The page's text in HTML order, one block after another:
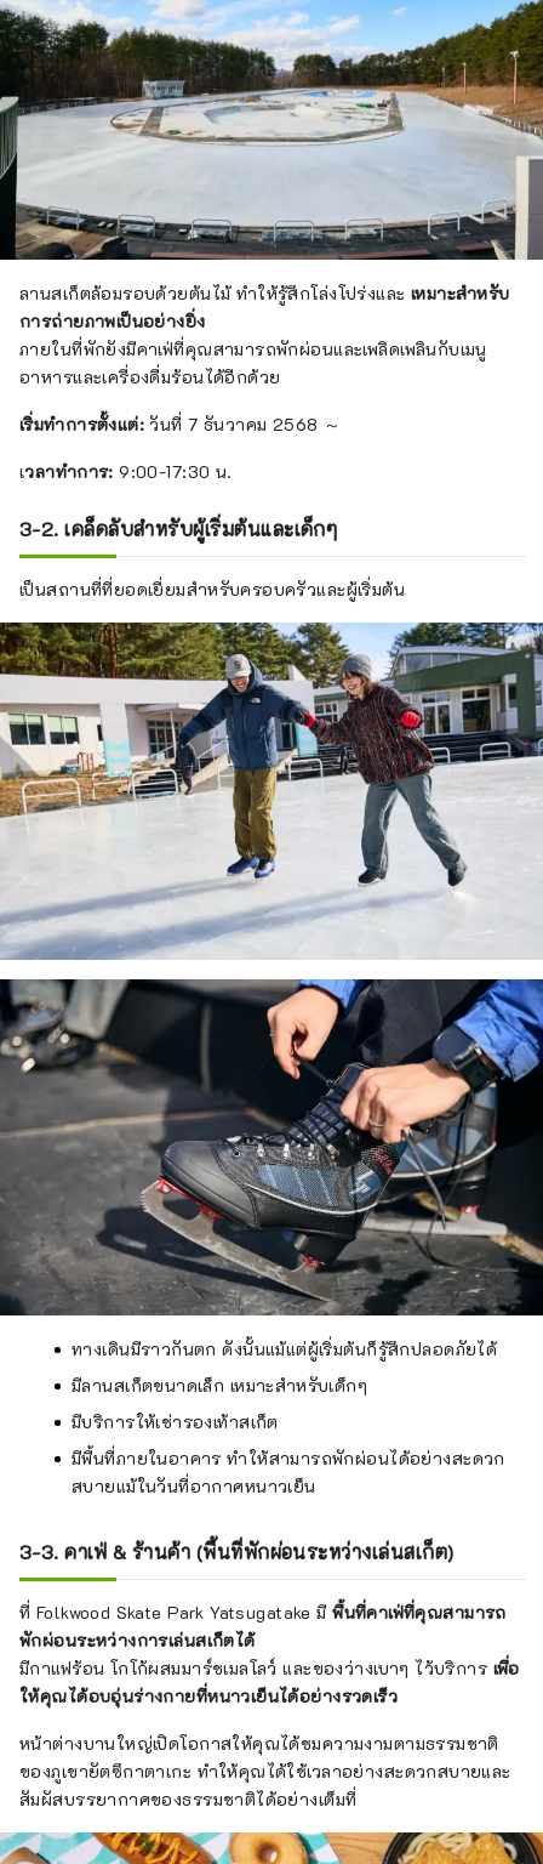
ลานสเก็ตล้อมรอบด้วยต้นไม้ ทำให้รู้สึกโล่งโปร่งและ เหมาะสำหรับ
การถ่ายภาพเป็นอย่างยิ่ง
ภายในที่พักยังมีคาเฟ่ที่คุณสามารถพักผ่อนและเพลิดเพลินกับเมนู
อาหารและเครื่องดื่มร้อนได้อีกด้วย
เริ่มทำการตั้งแต่: วันที่ 7 ธันวาคม 2568 ～
เวลาทำการ: 9:00-17:30 น.
3-2. เคล็ดลับสำหรับผู้เริ่มต้นและเด็กๆ
เป็นสถานที่ที่ยอดเยี่ยมสำหรับครอบครัวและผู้เริ่มต้น
ทางเดินมีราวกันตก ดังนั้นแม้แต่ผู้เริ่มต้นก็รู้สึกปลอดภัยได้
มีลานสเก็ตขนาดเล็ก เหมาะสำหรับเด็กๆ
มีบริการให้เช่ารองเท้าสเก็ต
มีพื้นที่ภายในอาคาร ทำให้สามารถพักผ่อนได้อย่างสะดวก
สบายแม้ในวันที่อากาศหนาวเย็น
3-3. คาเฟ่ & ร้านค้า (พื้นที่พักผ่อนระหว่างเล่นสเก็ต)
ที่ Folkwood Skate Park Yatsugatake มีพื้นที่คาเฟ่ที่คุณสามารถ
พักผ่อนระหว่างการเล่นสเก็ตได้
มีกาแฟร้อน โกโก้ผสมมาร์ชเมลโลว์ และของว่างเบาๆ ไว้บริการ เพื่อ
ให้คุณได้อบอุ่นร่างกายที่หนาวเย็นได้อย่างรวดเร็ว
หน้าต่างบานใหญ่เปิดโอกาสให้คุณได้ชมความงามตามธรรมชาติ
ของภูเขายัตซึกาตาเกะ ทำให้คุณได้ใช้เวลาอย่างสะดวกสบายและ
สัมผัสบรรยากาศของธรรมชาติได้อย่างเต็มที่